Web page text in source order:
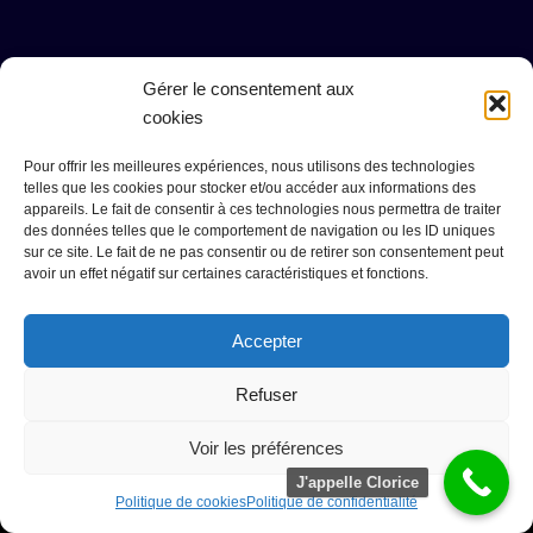
Gérer le consentement aux
cookies
Pour offrir les meilleures expériences, nous utilisons des technologies
telles que les cookies pour stocker et/ou accéder aux informations des
appareils. Le fait de consentir à ces technologies nous permettra de traiter
des données telles que le comportement de navigation ou les ID uniques
sur ce site. Le fait de ne pas consentir ou de retirer son consentement peut
avoir un effet négatif sur certaines caractéristiques et fonctions.
Accepter
Refuser
Voir les préférences
Politique de cookiesPolitique de confidentialité
Clorice St-Clair Tarifs
Contact
Mentions légales
Politique de cookies (UE)
Mon compte
©{current_year} www.cloricesaintclair.com
J'appelle Clorice